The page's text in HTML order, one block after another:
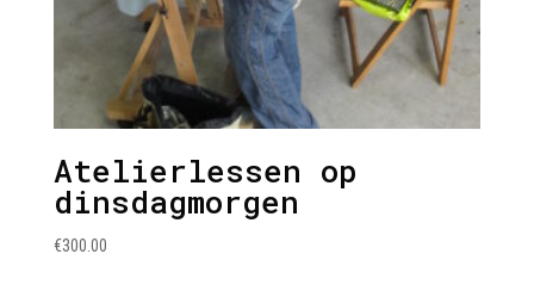
Atelierlessen op
dinsdagmorgen
€300.00